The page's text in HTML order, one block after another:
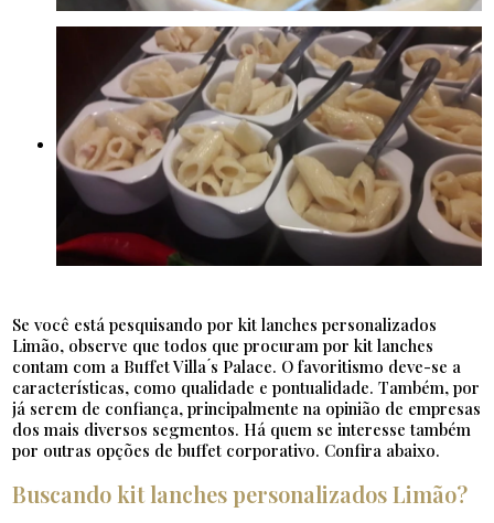
Se você está pesquisando por kit lanches personalizados
Limão, observe que todos que procuram por kit lanches
contam com a Buffet Villa ́s Palace. O favoritismo deve-se a
características, como qualidade e pontualidade. Também, por
já serem de confiança, principalmente na opinião de empresas
dos mais diversos segmentos. Há quem se interesse também
por outras opções de buffet corporativo. Confira abaixo.
Buscando kit lanches personalizados Limão?